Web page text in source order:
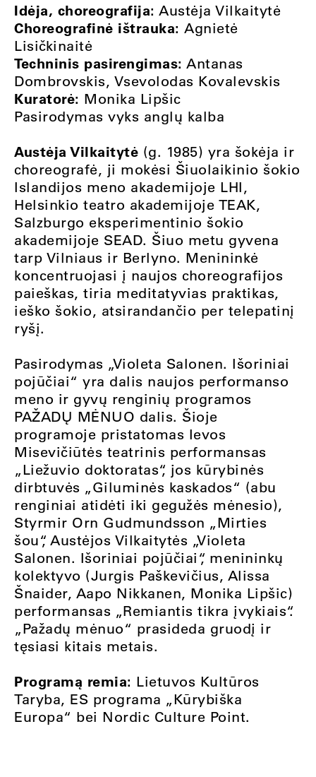
Idėja, choreografija: Austėja Vilkaitytė
Choreografinė ištrauka: Agnietė
Lisičkinaitė
Techninis pasirengimas: Antanas
Dombrovskis, Vsevolodas Kovalevskis
Kuratorė: Monika Lipšic
Pasirodymas vyks anglų kalba
Austėja Vilkaitytė (g. 1985) yra šokėja ir
choreografė, ji mokėsi Šiuolaikinio šokio
Islandijos meno akademijoje LHI,
Helsinkio teatro akademijoje TEAK,
Salzburgo eksperimentinio šokio
akademijoje SEAD. Šiuo metu gyvena
tarp Vilniaus ir Berlyno. Menininkė
koncentruojasi į naujos choreografijos
paieškas, tiria meditatyvias praktikas,
ieško šokio, atsirandančio per telepatinį
ryšį.
Pasirodymas „Violeta Salonen. Išoriniai
pojūčiai“ yra dalis naujos performanso
meno ir gyvų renginių programos
PAŽADŲ MĖNUO dalis. Šioje
programoje pristatomas Ievos
Misevičiūtės teatrinis performansas
„Liežuvio doktoratas“, jos kūrybinės
dirbtuvės „Giluminės kaskados“ (abu
renginiai atidėti iki gegužės mėnesio),
Styrmir Orn Gudmundsson „Mirties
šou“, Austėjos Vilkaitytės „Violeta
Salonen. Išoriniai pojūčiai“, menininkų
kolektyvo (Jurgis Paškevičius, Alissa
Šnaider, Aapo Nikkanen, Monika Lipšic)
performansas „Remiantis tikra įvykiais“.
„Pažadų mėnuo“ prasideda gruodį ir
tęsiasi kitais metais.
Programą remia: Lietuvos Kultūros
Taryba, ES programa „Kūrybiška
Europa“ bei Nordic Culture Point.